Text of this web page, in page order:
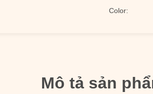
Color:
Mô tả sản